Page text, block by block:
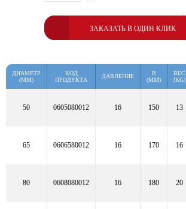
ЗАКАЗАТЬ В ОДИН КЛИК
ДИАМЕТР
(MM)
КОД
ПРОДУКТА
ДАВЛЕНИЕ
B
(MM)
ВЕС
[KG]
50 0605080012 16 150 13
65 0606580012 16 170 16
80 0608080012 16 180 20